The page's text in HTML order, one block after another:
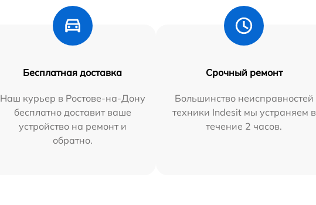
Бесплатная доставка
Наш курьер в Ростове-на-Дону
бесплатно доставит ваше
устройство на ремонт и
обратно.
Срочный ремонт
Большинство неисправностей
техники Indesit мы устраняем в
течение 2 часов.